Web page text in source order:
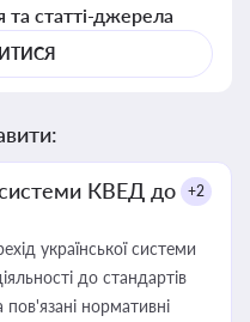
статті-джерела
системи КВЕД до
+2
української системи
до стандартів
нормативні